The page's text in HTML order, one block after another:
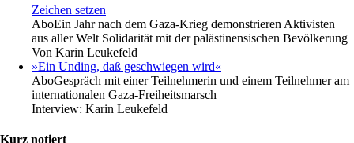
Zeichen setzen
AboEin Jahr nach dem Gaza-Krieg demonstrieren Aktivisten
aus aller Welt Solidarität mit der palästinensischen Bevölkerung
Von Karin Leukefeld
»Ein Unding, daß geschwiegen wird«
AboGespräch mit einer Teilnehmerin und einem Teilnehmer am
internationalen Gaza-Freiheitsmarsch
Interview: Karin Leukefeld
Kurz notiert